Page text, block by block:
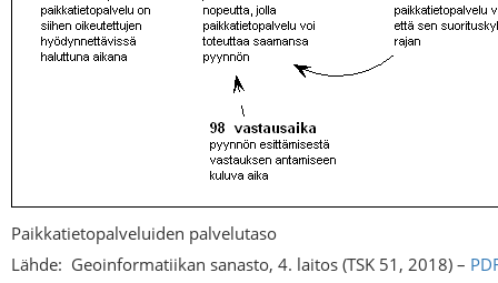
Paikkatietopalveluiden palvelutaso
Lähde: Geoinformatiikan sanasto, 4. laitos (TSK 51, 2018) –